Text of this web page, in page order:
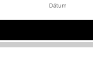
Dátum